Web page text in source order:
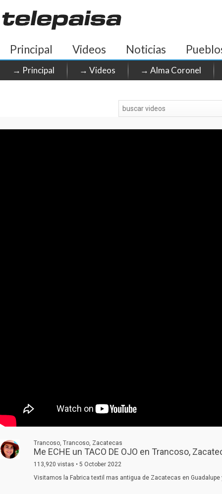
Principal Videos Noticias
→ Principal → Videos → Alma Coronel
Trancoso, Trancoso, Zacatecas
Me ECHE un TACO DE OJO en Trancoso,
113,920 vistas • 5 October 2022
Visitamos la Fabrica textil mas antigua de Zacatecas en